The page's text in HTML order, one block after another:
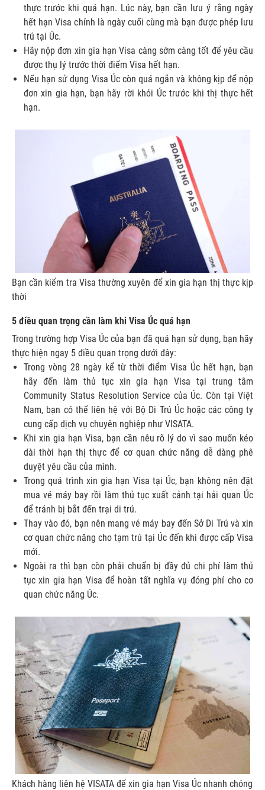
thực trước khi quá hạn. Lúc này, bạn cần lưu ý rằng ngày
hết hạn Visa chính là ngày cuối cùng mà bạn được phép lưu
trú tại Úc.
Hãy nộp đơn xin gia hạn Visa càng sớm càng tốt để yêu cầu
được thụ lý trước thời điểm Visa hết hạn.
Nếu hạn sử dụng Visa Úc còn quá ngắn và không kịp để nộp
đơn xin gia hạn, bạn hãy rời khỏi Úc trước khi thị thực hết
hạn.
Bạn cần kiểm tra Visa thường xuyên để xin gia hạn thị thực kịp
thời
5 điều quan trọng cần làm khi Visa Úc quá hạn
Trong trường hợp Visa Úc của bạn đã quá hạn sử dụng, bạn hãy
thực hiện ngay 5 điều quan trọng dưới đây:
Trong vòng 28 ngày kể từ thời điểm Visa Úc hết hạn, bạn
hãy đến làm thủ tục xin gia hạn Visa tại trung tâm
Community Status Resolution Service của Úc. Còn tại Việt
Nam, bạn có thể liên hệ với Bộ Di Trú Úc hoặc các công ty
cung cấp dịch vụ chuyên nghiệp như VISATA.
Khi xin gia hạn Visa, bạn cần nêu rõ lý do vì sao muốn kéo
dài thời hạn thị thực để cơ quan chức năng dễ dàng phê
duyệt yêu cầu của mình.
Trong quá trình xin gia hạn Visa tại Úc, bạn không nên đặt
mua vé máy bay rồi làm thủ tục xuất cảnh tại hải quan Úc
để tránh bị bắt đến trại di trú.
Thay vào đó, bạn nên mang vé máy bay đến Sở Di Trú và xin
cơ quan chức năng cho tạm trú tại Úc đến khi được cấp Visa
mới.
Ngoài ra thì bạn còn phải chuẩn bị đầy đủ chi phí làm thủ
tục xin gia hạn Visa để hoàn tất nghĩa vụ đóng phí cho cơ
quan chức năng Úc.
Khách hàng liên hệ VISATA để xin gia hạn Visa Úc nhanh chóng